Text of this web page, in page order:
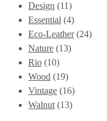
Design (11)
Essential (4)
Eco-Leather (24)
Nature (13)
Rio (10)
Wood (19)
Vintage (16)
Walnut (13)